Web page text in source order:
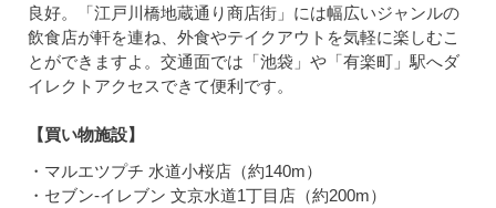
良好。「江戸川橋地蔵通り商店街」には幅広いジャンルの
飲食店が軒を連ね、外食やテイクアウトを気軽に楽しむこ
とができますよ。交通面では「池袋」や「有楽町」駅へダ
イレクトアクセスできて便利です。
【買い物施設】
・マルエツプチ 水道小桜店（約140m）
・セブン-イレブン 文京水道1丁目店（約200m）